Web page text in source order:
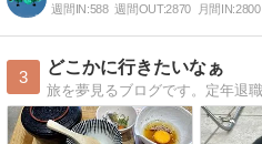
週間IN:588 週間OUT:2870 月間IN:2800
3
どこかに行きたいなぁ